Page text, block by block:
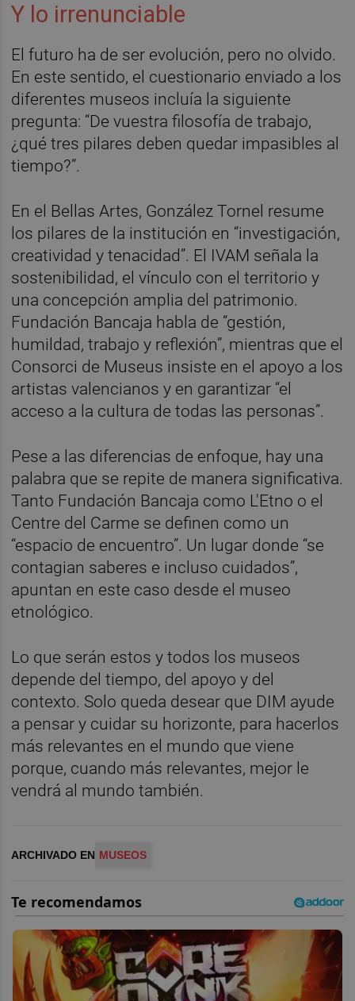
Y lo irrenunciable
El futuro ha de ser evolución, pero no olvido.
En este sentido, el cuestionario enviado a los
diferentes museos incluía la siguiente
pregunta: “De vuestra filosofía de trabajo,
¿qué tres pilares deben quedar impasibles al
tiempo?”.
En el Bellas Artes, González Tornel resume
los pilares de la institución en “investigación,
creatividad y tenacidad”. El IVAM señala la
sostenibilidad, el vínculo con el territorio y
una concepción amplia del patrimonio.
Fundación Bancaja habla de “gestión,
humildad, trabajo y reflexión”, mientras que el
Consorci de Museus insiste en el apoyo a los
artistas valencianos y en garantizar “el
acceso a la cultura de todas las personas”.
Pese a las diferencias de enfoque, hay una
palabra que se repite de manera significativa.
Tanto Fundación Bancaja como L'Etno o el
Centre del Carme se definen como un
“espacio de encuentro”. Un lugar donde “se
contagian saberes e incluso cuidados”,
apuntan en este caso desde el museo
etnológico.
Lo que serán estos y todos los museos
depende del tiempo, del apoyo y del
contexto. Solo queda desear que DIM ayude
a pensar y cuidar su horizonte, para hacerlos
más relevantes en el mundo que viene
porque, cuando más relevantes, mejor le
vendrá al mundo también.
ARCHIVADO EN MUSEOS